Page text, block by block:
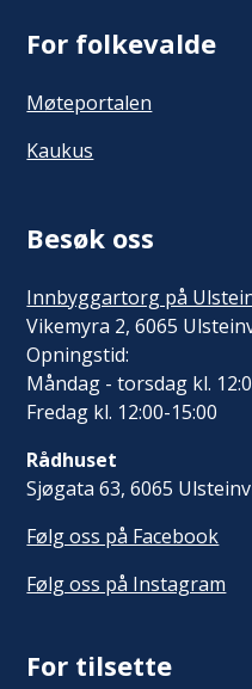
For folkevalde
Møteportalen
Kaukus
Besøk oss
Innbyggartorg på
Vikemyra 2, 6065
Opningstid:
Måndag - torsdag kl.
Fredag kl. 12:00-15:00
Rådhuset
Sjøgata 63, 6065
Følg oss på Facebook
Følg oss på Instagram
For tilsette